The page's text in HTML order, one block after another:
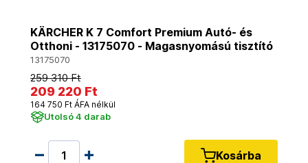
KÄRCHER K 7 Comfort Premium Autó- és
Otthoni - 13175070 - Magasnyomású tisztító
13175070
259 310 Ft
209 220 Ft
164 750 Ft ÁFA nélkül
Utolsó 4 darab
Kosárba